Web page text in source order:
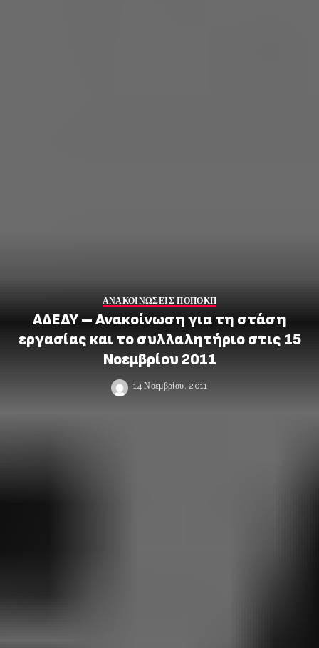
ΑΝΑΚΟΙΝΩΣΕΙΣ ΠΟΠΟΚΠ
ΑΔΕΔΥ – Ανακοίνωση για τη στάση
εργασίας και το συλλαλητήριο στις 15
Νοεμβρίου 2011
14 Νοεμβρίου, 2011